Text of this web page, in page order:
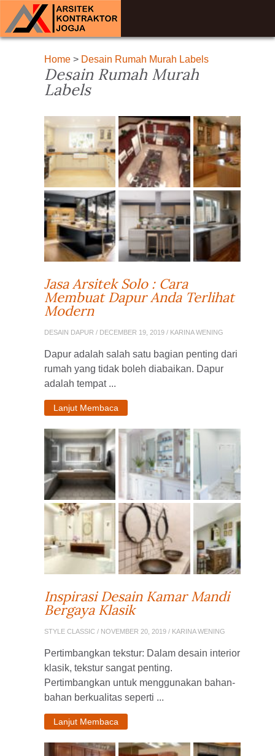
Home> Desain Rumah Murah Labels
Desain Rumah Murah
Labels
Jasa Arsitek Solo : Cara
Membuat Dapur Anda Terlihat
Modern
DESAIN DAPUR / DECEMBER 19, 2019 / KARINA WENING
Dapur adalah salah satu bagian penting dari
rumah yang tidak boleh diabaikan. Dapur
adalah tempat ...
Lanjut Membaca
Inspirasi Desain Kamar Mandi
Bergaya Klasik
STYLE CLASSIC / NOVEMBER 20, 2019 / KARINA WENING
Pertimbangkan tekstur: Dalam desain interior
klasik, tekstur sangat penting.
Pertimbangkan untuk menggunakan bahan-
bahan berkualitas seperti ...
Lanjut Membaca